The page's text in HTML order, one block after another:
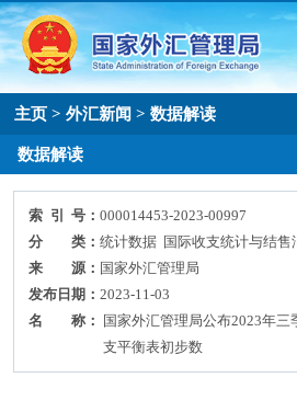
主页 >外汇新闻 >数据解读
数据解读
索 引 号：000014453-2023-00997
分 类：统计数据 国际收支统计与结
来 源： 国家外汇管理局
发布日期：2023-11-03
名 称：
国家外汇管理局公布2023年
支平衡表初步数